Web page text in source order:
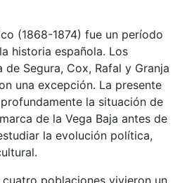
(1868-1874) fue un período
historia española. Los
Segura, Cox, Rafal y Granja
una excepción. La presente
la situación de
de la Vega Baja antes de
la evolución política,